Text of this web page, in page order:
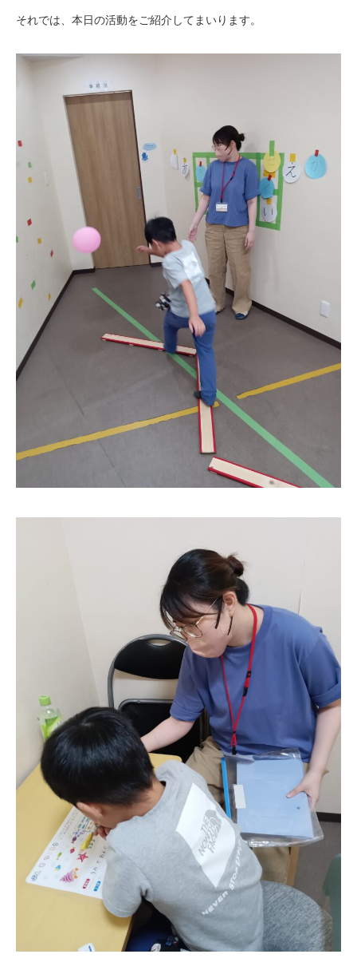
それでは、本日の活動をご紹介してまいります。